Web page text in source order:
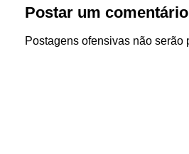
Postar um comentário
Postagens ofensivas não serão